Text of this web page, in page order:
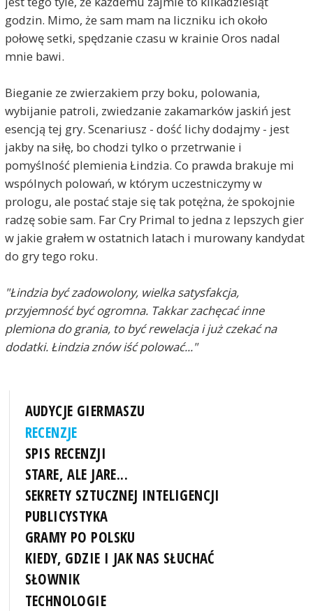
godzin. Mimo, że sam mam na liczniku ich około
połowę setki, spędzanie czasu w krainie Oros nadal
mnie bawi.
Bieganie ze zwierzakiem przy boku, polowania,
wybijanie patroli, zwiedzanie zakamarków jaskiń jest
esencją tej gry. Scenariusz - dość lichy dodajmy - jest
jakby na siłę, bo chodzi tylko o przetrwanie i
pomyślność plemienia Łindzia. Co prawda brakuje mi
wspólnych polowań, w którym uczestniczymy w
prologu, ale postać staje się tak potężna, że spokojnie
radzę sobie sam. Far Cry Primal to jedna z lepszych gier
w jakie grałem w ostatnich latach i murowany kandydat
do gry tego roku.
"Łindzia być zadowolony, wielka satysfakcja,
przyjemność być ogromna. Takkar zachęcać inne
plemiona do grania, to być rewelacja i już czekać na
dodatki. Łindzia znów iść polować..."
AUDYCJE GIERMASZU
RECENZJE
SPIS RECENZJI
STARE, ALE JARE...
SEKRETY SZTUCZNEJ INTELIGENCJI
PUBLICYSTYKA
GRAMY PO POLSKU
KIEDY, GDZIE I JAK NAS SŁUCHAĆ
SŁOWNIK
TECHNOLOGIE